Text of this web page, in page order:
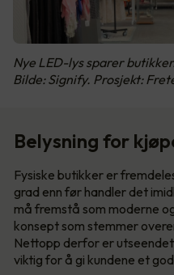
Nye LED-lys sparer
Bilde: Signify. Prosjekt:
Belysning for
Fysiske butikker er
grad enn før handler det
må fremstå som moderne
konsept som stemmer
Nettopp derfor er
viktig for å gi kundene et